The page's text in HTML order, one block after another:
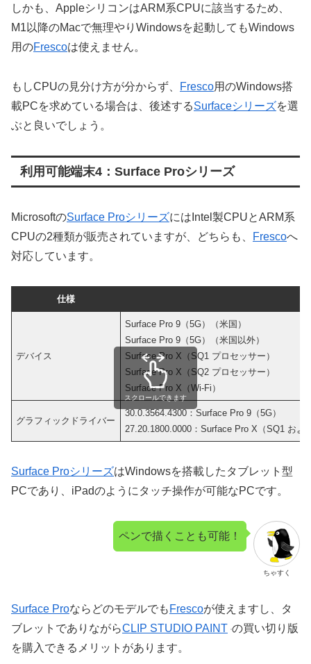
しかも、AppleシリコンはARM系CPUに該当するため、
M1以降のMacで無理やりWindowsを起動してもWindows
用のFrescoは使えません。
もしCPUの見分け方が分からず、 Fresco用のWindows搭
載PCを求めている場合は、後述するSurfaceシリーズを選
ぶと良いでしょう。
利用可能端末4：Surface Proシリーズ
MicrosoftのSurface ProシリーズにはIntel製CPUとARM系
CPUの2種類が販売されていますが、どちらも、
Frescoへ
対応しています。
仕様
デバイス
Surface Pro 9（5G）（米国）
Surface Pro 9（5G）（米国以外）
Surface Pro X（SQ1 プロセッサー）
Surface Pro X（SQ2 プロセッサー）
Surface Pro X（Wi-Fi）
グラフィックドライバー
30.0.3564.4300：Surface Pro 9（5G）
27.20.1800.0000：Surface Pro X（SQ1 お
スクロールできます
Surface ProシリーズはWindowsを搭載したタブレット型
PCであり、iPadのようにタッチ操作が可能なPCです。
ちゃすく
ペンで描くことも可能！
Surface Proならどのモデルでも Frescoが使えますし、タ
ブレットでありながらCLIP STUDIO PAINT の買い切り版
を購入できるメリットがあります。